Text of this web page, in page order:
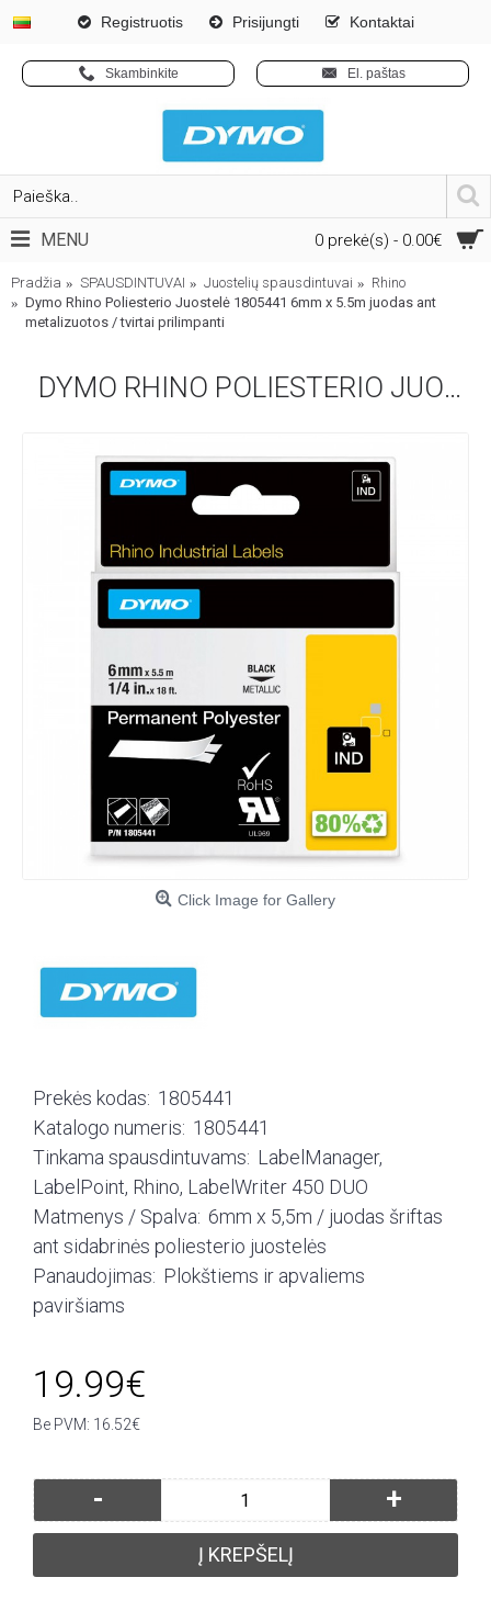
Registruotis Prisijungti Kontaktai
Skambinkite El. paštas
0 prekė(s) - 0.00€
MENU
Pradžia SPAUSDINTUVAI Juostelių spausdintuvai
Rhino
Dymo Rhino Poliesterio Juostelė 1805441 6mm x 5.5m juodas ant
metalizuotos / tvirtai prilimpanti
DYMO RHINO POLIESTERIO JUOSTELĖ 1805441 6MM X 5.5M JUODAS ANT METALIZUOTOS / TVIRTAI PRILIMPANTI
Click Image for Gallery
Prekės kodas: 1805441
Katalogo numeris: 1805441
Tinkama spausdintuvams: LabelManager,
LabelPoint, Rhino, LabelWriter 450 DUO
Matmenys / Spalva: 6mm x 5,5m / juodas šriftas
ant sidabrinės poliesterio juostelės
Panaudojimas: Plokštiems ir apvaliems
paviršiams
19.99€
Be PVM: 16.52€
- +
Į KREPŠELĮ